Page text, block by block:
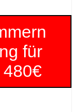
für